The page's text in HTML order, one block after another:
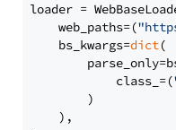
loader =
    web_paths=(
    bs_kwargs=
dict(
            class_=(
        )
    ),